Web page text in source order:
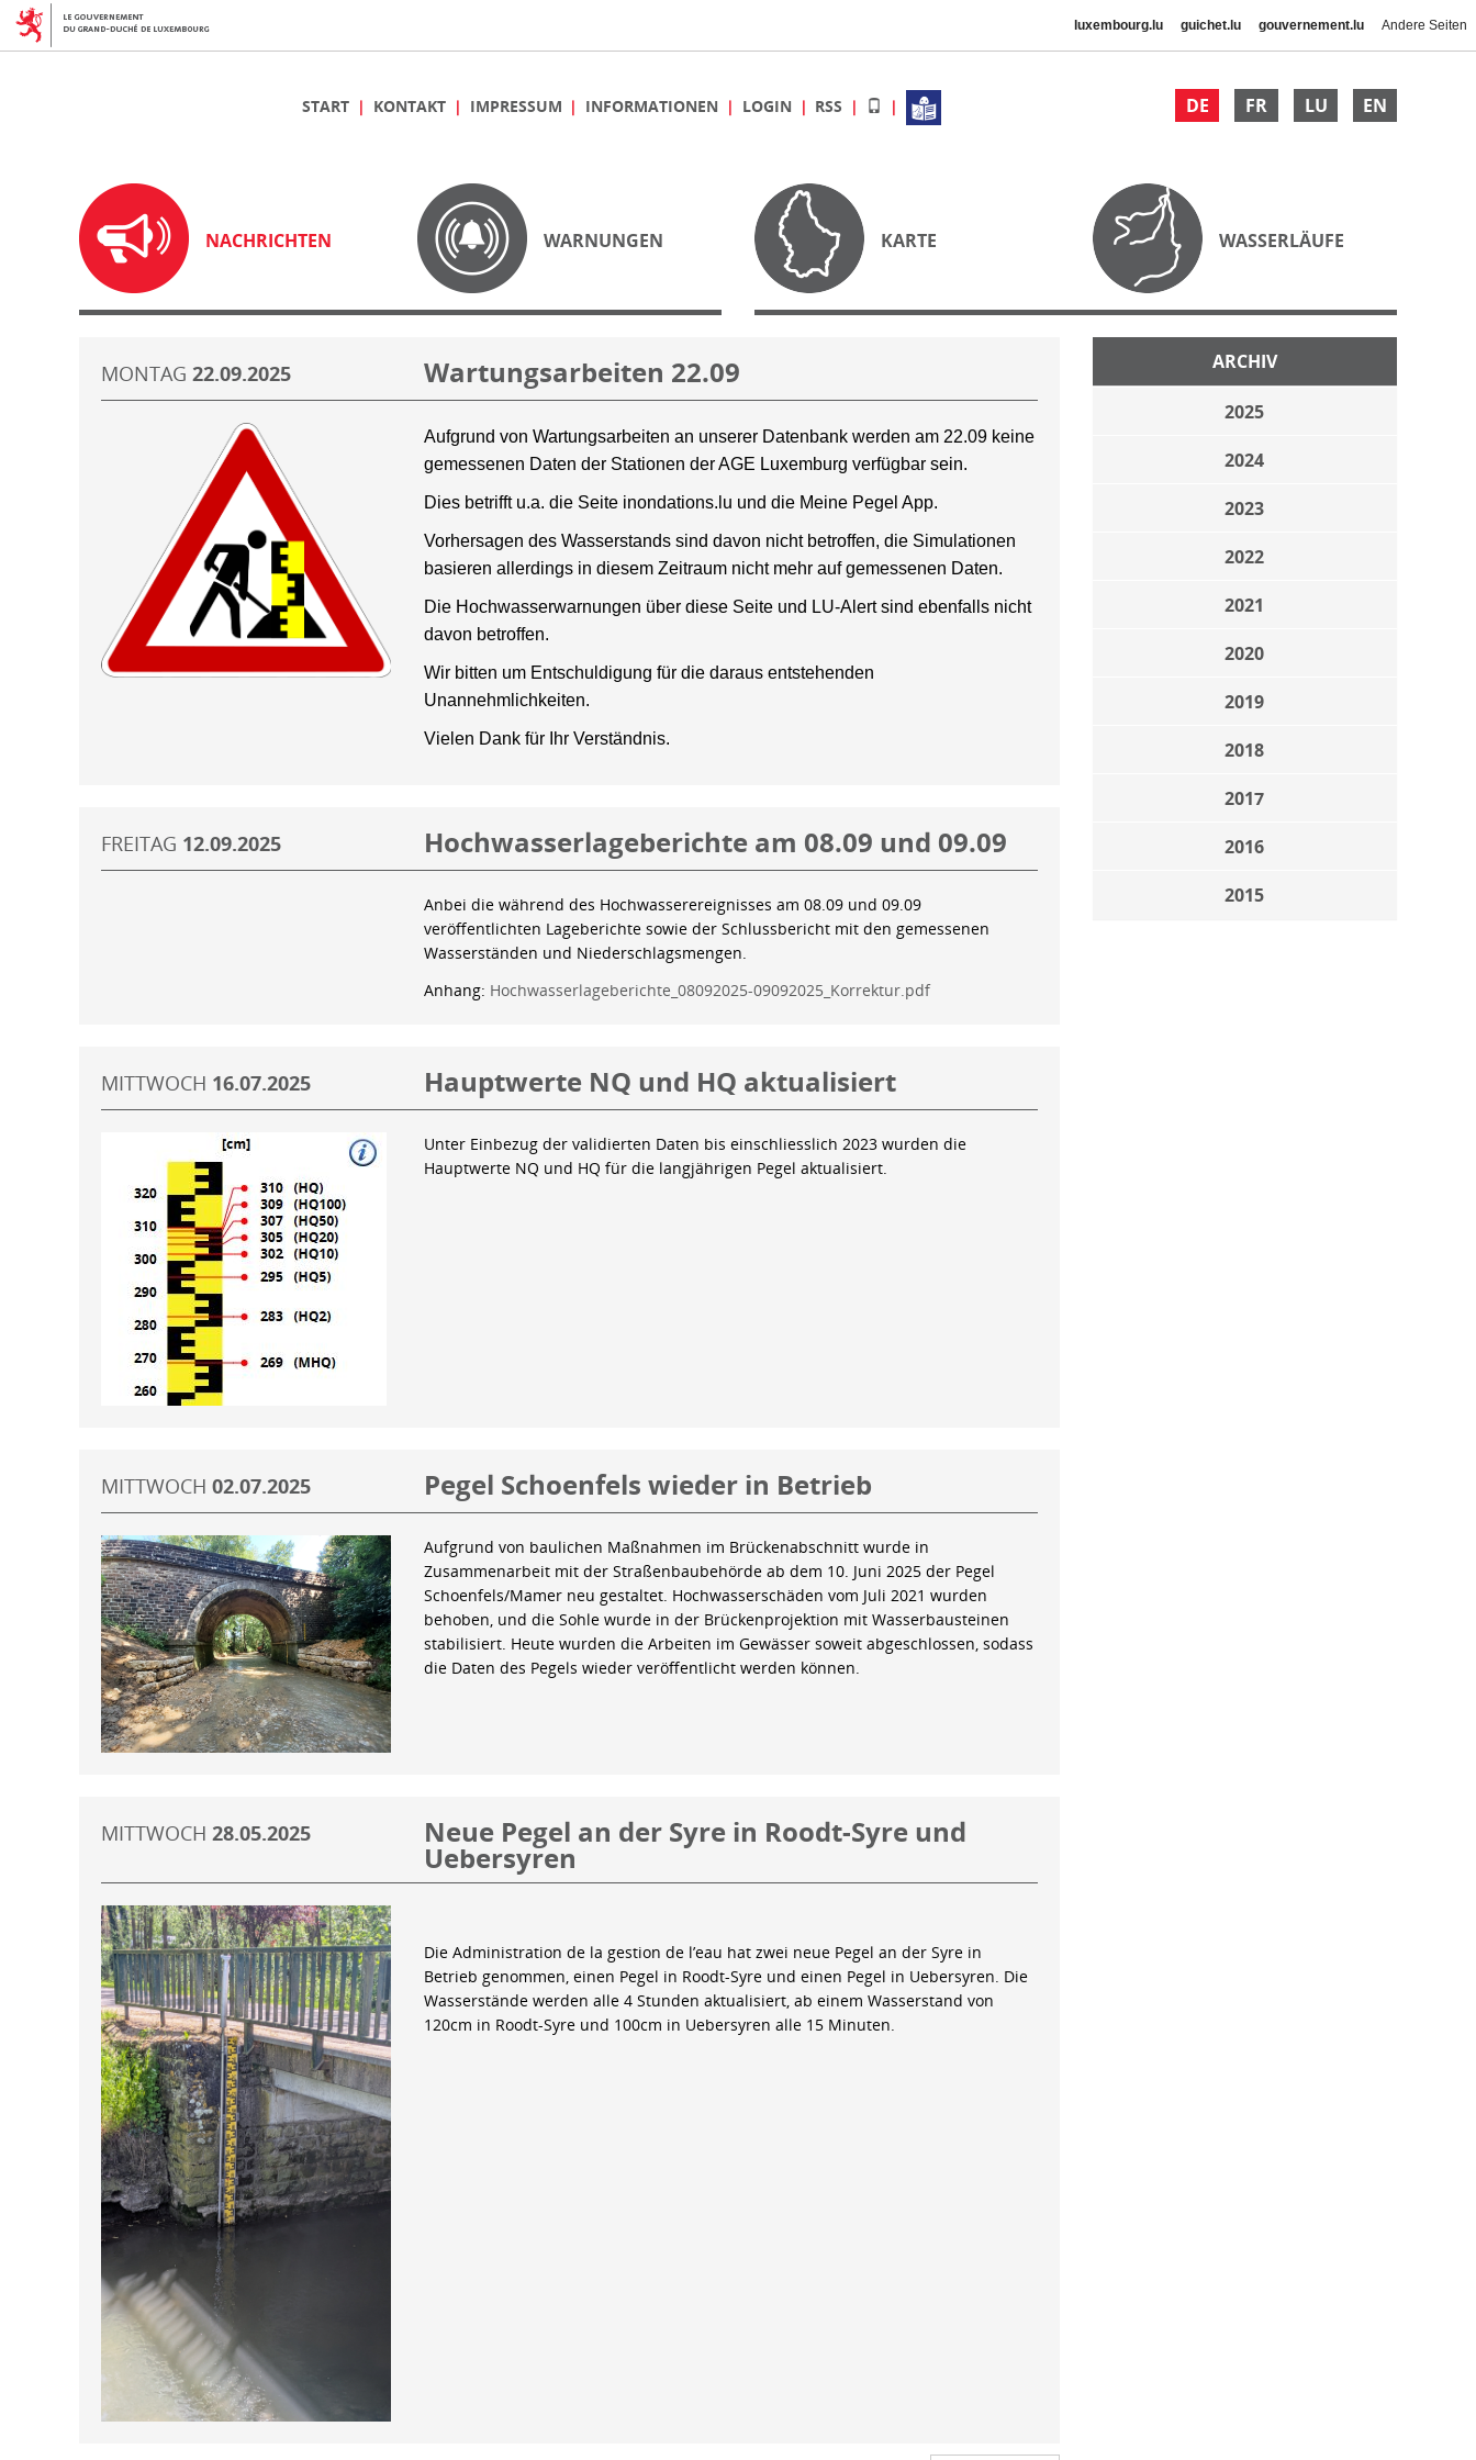
luxembourg.lu guichet.lu gouvernement.lu Andere Seiten
DE FR LU EN
START KONTAKT IMPRESSUM INFORMATIONEN LOGIN RSS
NACHRICHTEN WARNUNGEN KARTE WASSERLÄUFE
ARCHIV
2025
2024
2023
2022
2021
2020
2019
2018
2017
2016
2015
MONTAG 22.09.2025 Wartungsarbeiten 22.09
Aufgrund von Wartungsarbeiten an unserer Datenbank werden am 22.09 keine
gemessenen Daten der Stationen der AGE Luxemburg verfügbar sein.
Dies betrifft u.a. die Seite inondations.lu und die Meine Pegel App.
Vorhersagen des Wasserstands sind davon nicht betroffen, die Simulationen
basieren allerdings in diesem Zeitraum nicht mehr auf gemessenen Daten.
Die Hochwasserwarnungen über diese Seite und LU-Alert sind ebenfalls nicht
davon betroffen.
Wir bitten um Entschuldigung für die daraus entstehenden
Unannehmlichkeiten.
Vielen Dank für Ihr Verständnis.
FREITAG 12.09.2025 Hochwasserlageberichte am 08.09 und 09.09
Anbei die während des Hochwasserereignisses am 08.09 und 09.09
veröffentlichten Lageberichte sowie der Schlussbericht mit den gemessenen
Wasserständen und Niederschlagsmengen.
Anhang: Hochwasserlageberichte_08092025-09092025_Korrektur.pdf
MITTWOCH 16.07.2025 Hauptwerte NQ und HQ aktualisiert
Unter Einbezug der validierten Daten bis einschliesslich 2023 wurden die
Hauptwerte NQ und HQ für die langjährigen Pegel aktualisiert.
MITTWOCH 02.07.2025 Pegel Schoenfels wieder in Betrieb
Aufgrund von baulichen Maßnahmen im Brückenabschnitt wurde in
Zusammenarbeit mit der Straßenbaubehörde ab dem 10. Juni 2025 der Pegel
Schoenfels/Mamer neu gestaltet. Hochwasserschäden vom Juli 2021 wurden
behoben, und die Sohle wurde in der Brückenprojektion mit Wasserbausteinen
stabilisiert. Heute wurden die Arbeiten im Gewässer soweit abgeschlossen, sodass
die Daten des Pegels wieder veröffentlicht werden können.
MITTWOCH 28.05.2025 Neue Pegel an der Syre in Roodt-Syre und
Uebersyren
Die Administration de la gestion de l’eau hat zwei neue Pegel an der Syre in
Betrieb genommen, einen Pegel in Roodt-Syre und einen Pegel in Uebersyren. Die
Wasserstände werden alle 4 Stunden aktualisiert, ab einem Wasserstand von
120cm in Roodt-Syre und 100cm in Uebersyren alle 15 Minuten.